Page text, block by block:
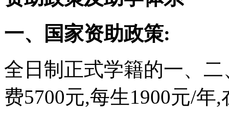
一、国家资助政策:
全日制正式学籍的一、
费5700元,每生1900元/